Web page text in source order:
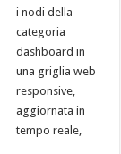
i nodi della
categoria
dashboard in
una griglia web
responsive,
aggiornata in
tempo reale,